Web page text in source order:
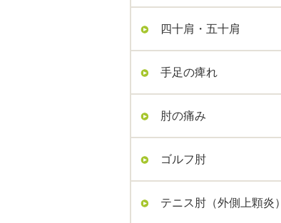
四十肩・五十肩
手足の痺れ
肘の痛み
ゴルフ肘
テニス肘（外側上顆炎）